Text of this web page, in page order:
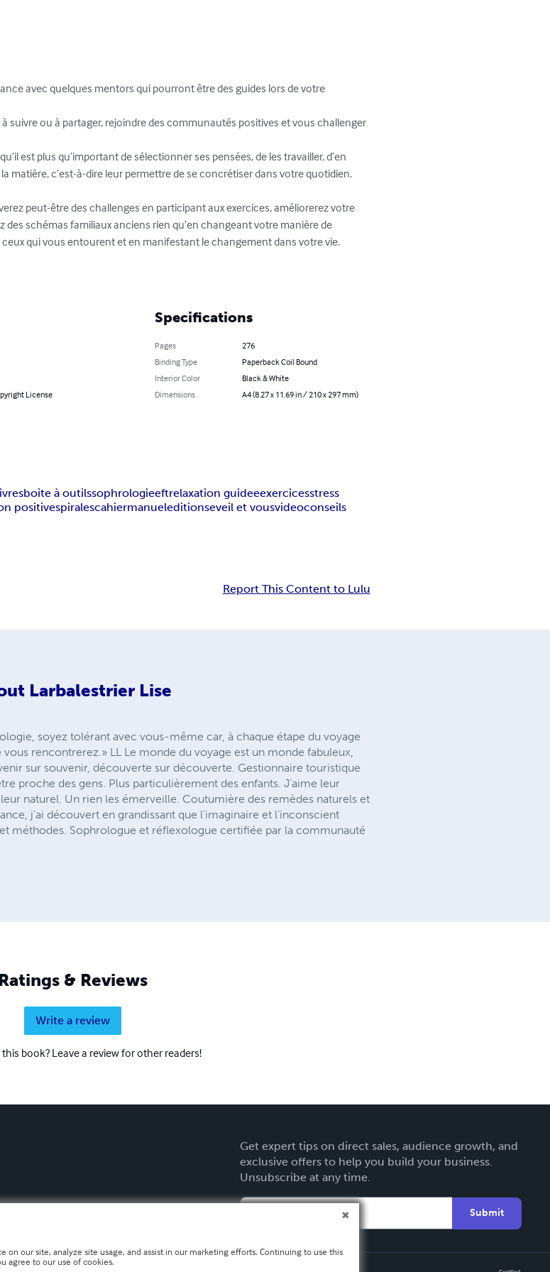
avec quelques mentors qui pourront être des guides lors de votre
suivre ou à partager, rejoindre des communautés positives et vous challenger
est plus qu’important de sélectionner ses pensées, de les travailler, d’en
matière, c’est-à-dire leur permettre de se concrétiser dans votre quotidien.
peut-être des challenges en participant aux exercices, améliorerez votre
des schémas familiaux anciens rien qu’en changeant votre manière de
qui vous entourent et en manifestant le changement dans votre vie.
License
Specifications
Pages
276
Binding Type
Paperback Coil Bound
Interior Color
Black & White
Dimensions
A4 (8.27 x 11.69 in / 210 x 297 mm)
boite à outilssophrologieeftrelaxation guideeexercicesstress
positivespiralescahiermanueleditionseveil et vousvideoconseils
Report This Content to Lulu
Larbalestrier Lise
soyez tolérant avec vous-même car, à chaque étape du voyage
vous rencontrerez.» LL Le monde du voyage est un monde fabuleux,
sur souvenir, découverte sur découverte. Gestionnaire touristique
proche des gens. Plus particulièrement des enfants. J’aime leur
naturel. Un rien les émerveille. Coutumière des remèdes naturels et
j’ai découvert en grandissant que l’imaginaire et l’inconscient
méthodes. Sophrologue et réflexologue certifiée par la communauté
Ratings & Reviews
Write a review
book? Leave a review for other readers!
Get expert tips on direct sales, audience growth, and
exclusive offers to help you build your business.
Unsubscribe at any time.
Submit
on our site, analyze site usage, and assist in our marketing efforts. Continuing to use this
agree to our use of cookies.